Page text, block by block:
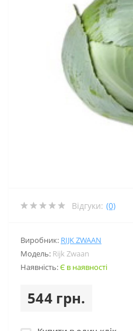
Відгуки: (0)
Виробник: RIJK ZWAAN
Модель: Rijk Zwaan
Наявність:Є в наявності
544 грн.